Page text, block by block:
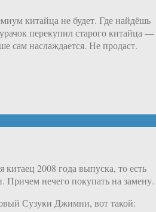
китайца не будет. Где найдёшь
перекупил старого китайца —
сам наслаждается. Не продаст.
2008 года выпуска, то есть
Причем нечего покупать на замену.
Сузуки Джимни, вот такой: